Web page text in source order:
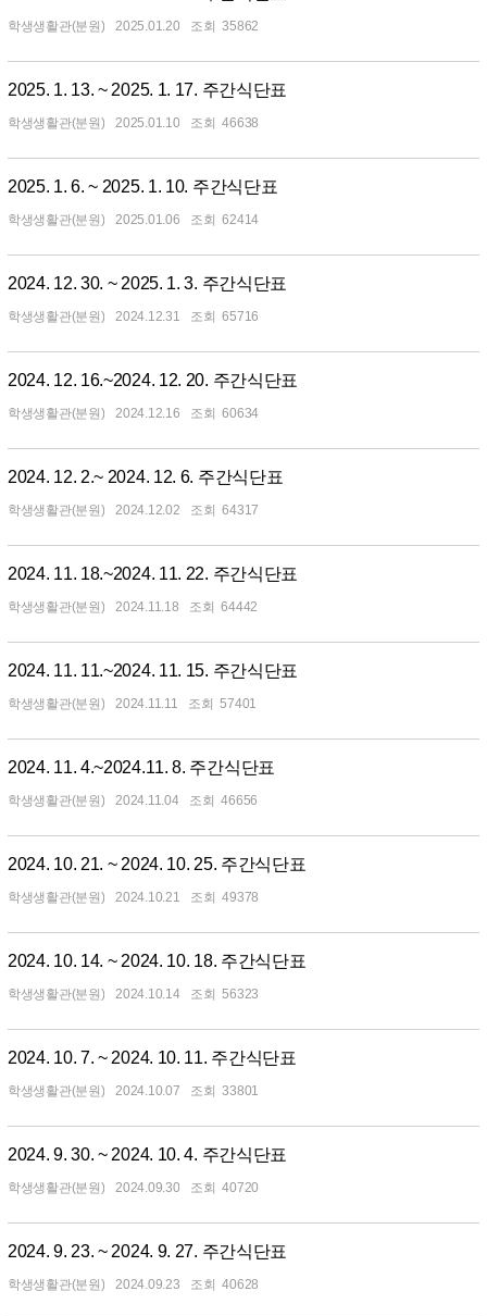
학생생활관(분원) 2025.01.20 35862
2025. 1. 13. ~ 2025. 1. 17. 주간식단표
학생생활관(분원) 2025.01.10 46638
2025. 1. 6. ~ 2025. 1. 10. 주간식단표
학생생활관(분원) 2025.01.06 62414
2024. 12. 30. ~ 2025. 1. 3. 주간식단표
학생생활관(분원) 2024.12.31 65716
2024. 12. 16.~2024. 12. 20. 주간식단표
학생생활관(분원) 2024.12.16 60634
2024. 12. 2.~ 2024. 12. 6. 주간식단표
학생생활관(분원) 2024.12.02 64317
2024. 11. 18.~2024. 11. 22. 주간식단표
학생생활관(분원) 2024.11.18 64442
2024. 11. 11.~2024. 11. 15. 주간식단표
학생생활관(분원) 2024.11.11 57401
2024. 11. 4.~2024.11. 8. 주간식단표
학생생활관(분원) 2024.11.04 46656
2024. 10. 21. ~ 2024. 10. 25. 주간식단표
학생생활관(분원) 2024.10.21 49378
2024. 10. 14. ~ 2024. 10. 18. 주간식단표
학생생활관(분원) 2024.10.14 56323
2024. 10. 7. ~ 2024. 10. 11. 주간식단표
학생생활관(분원) 2024.10.07 33801
2024. 9. 30. ~ 2024. 10. 4. 주간식단표
학생생활관(분원) 2024.09.30 40720
2024. 9. 23. ~ 2024. 9. 27. 주간식단표
학생생활관(분원) 2024.09.23 40628